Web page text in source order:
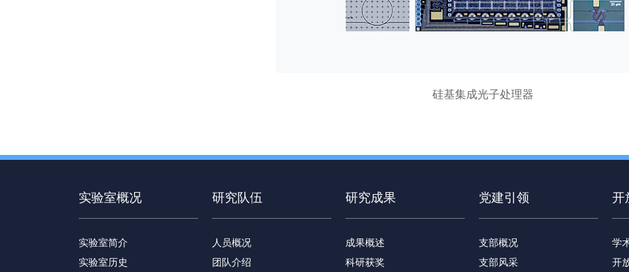
硅基集成光子处理器
实验室概况
实验室简介
实验室历史
研究队伍
人员概况
团队介绍
研究成果
成果概述
科研获奖
党建引领
支部概况
支部风采
开
学
开